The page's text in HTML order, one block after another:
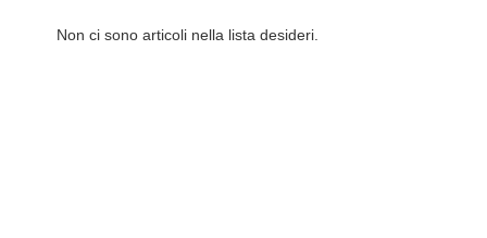
Non ci sono articoli nella lista desideri.